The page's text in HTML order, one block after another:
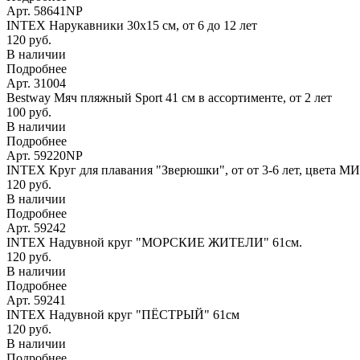
Арт. 58641NP
INTEX Нарукавники 30х15 см, от 6 до 12 лет
120 руб.
В наличии
Подробнее
Арт. 31004
Bestway Мяч пляжный Sport 41 см в ассортименте, от 2 лет
100 руб.
В наличии
Подробнее
Арт. 59220NP
INTEX Круг для плавания "Зверюшки", от от 3-6 лет, цвета
120 руб.
В наличии
Подробнее
Арт. 59242
INTEX Надувной круг "МОРСКИЕ ЖИТЕЛИ" 61см.
120 руб.
В наличии
Подробнее
Арт. 59241
INTEX Надувной круг "ПЁСТРЫЙ" 61см
120 руб.
В наличии